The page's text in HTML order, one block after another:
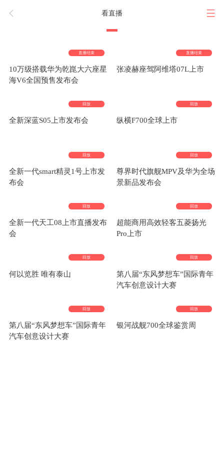
看直播
直播结束
10万级搭载华为乾崑大六座星
海V6全国预售发布会
直播结束
张凌赫座驾阿维塔07L上市
回放
全新深蓝S05上市发布会
回放
纵横F700全球上市
回放
全新一代smart精灵1号上市发
布会
回放
尊界时代旗舰MPV及华为全场
景新品发布会
回放
全新一代天工08上市直播发布
会
回放
超能商用高效轻客五菱扬光
Pro上市
回放
何以览胜 唯有泰山
回放
第八届“东风梦想车”国际青年
汽车创意设计大赛
回放
第八届“东风梦想车”国际青年
汽车创意设计大赛
回放
银河战舰700全球鉴赏周